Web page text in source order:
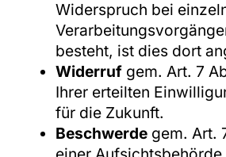
Widerspruch bei
besteht, ist dies dort
Widerruf gem. Art. 7
Ihrer erteilten
für die Zukunft.
Beschwerde gem. Art.